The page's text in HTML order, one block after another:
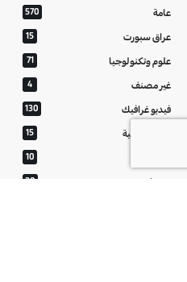
عامة 570
عراق سبورت 15
علوم وتكنولوجيا 71
غير مصنف 4
فيديو غرافيك 130
معالم عراقية 15
10
منوعات 20